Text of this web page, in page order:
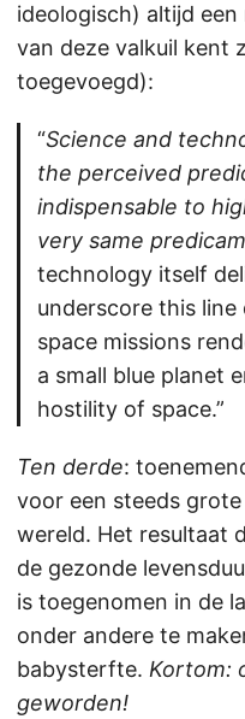
ideologisch) altijd een
van deze valkuil kent
toegevoegd):
“Science and
the perceived
indispensable to
very same
technology itself
underscore this
space missions
a small blue planet
hostility of space.”
Ten derde:
voor een steeds
wereld. Het resultaat
de gezonde
is toegenomen in de
onder andere te
babysterfte. Kortom:
geworden!